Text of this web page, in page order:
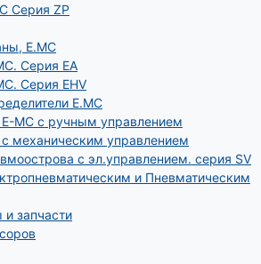
Серия ZP
Е.МС
Серия EA
Серия EHV
E.MC
E-MC с ручным управлением
механическим управлением
с эл.управлением. серия SV
и Пневматическим
запчасти